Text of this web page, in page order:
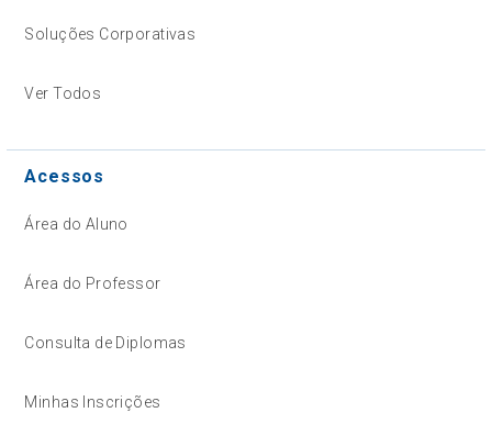
Soluções Corporativas
Ver Todos
Acessos
Área do Aluno
Área do Professor
Consulta de Diplomas
Minhas Inscrições